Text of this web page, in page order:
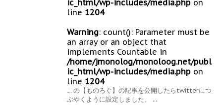
ic_html/wp-includes/media.php on
line 1204
Warning: count(): Parameter must be
an array or an object that
implements Countable in
/home/jmonolog/monoloog.net/publ
ic_html/wp-includes/media.php on
line 1204
この【ものろぐ】の記事を公開したらtwitterにつ
ぶやくように設定しました。 ...